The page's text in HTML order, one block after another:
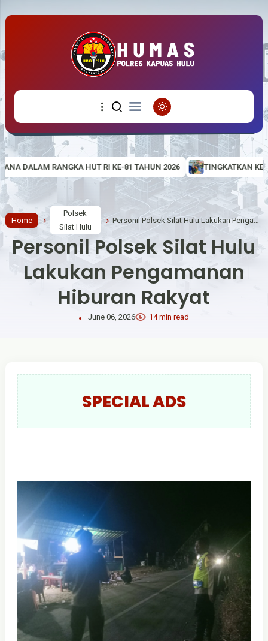
KE-81 TAHUN 2026 TINGKATKAN KETERAMPILAN MASYARAKAT,
Home
Polsek
Silat Hulu
Personil Polsek Silat Hulu
Lakukan Pengamanan
Hiburan Rakyat
June 06, 2026 14 min read
SPECIAL ADS